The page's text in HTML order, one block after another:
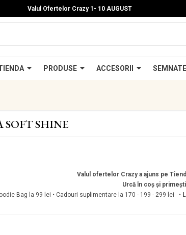
Valul Ofertelor Crazy 1- 10 AUGUST
PRODUSE ACCESORII
SHINE
Valul ofertelor Crazy a ajuns pe
Urcă în coș și
Bag la 99 lei • Cadouri suplimentare la 170 - 199 - 299 lei •